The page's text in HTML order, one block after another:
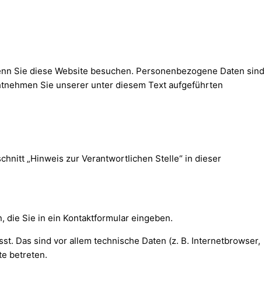
Sie diese Website besuchen. Personenbezogene Daten sind
Sie unserer unter diesem Text aufgeführten
„Hinweis zur Verantwortlichen Stelle“ in dieser
die Sie in ein Kontaktformular eingeben.
Das sind vor allem technische Daten (z. B. Internetbrowser,
betreten.